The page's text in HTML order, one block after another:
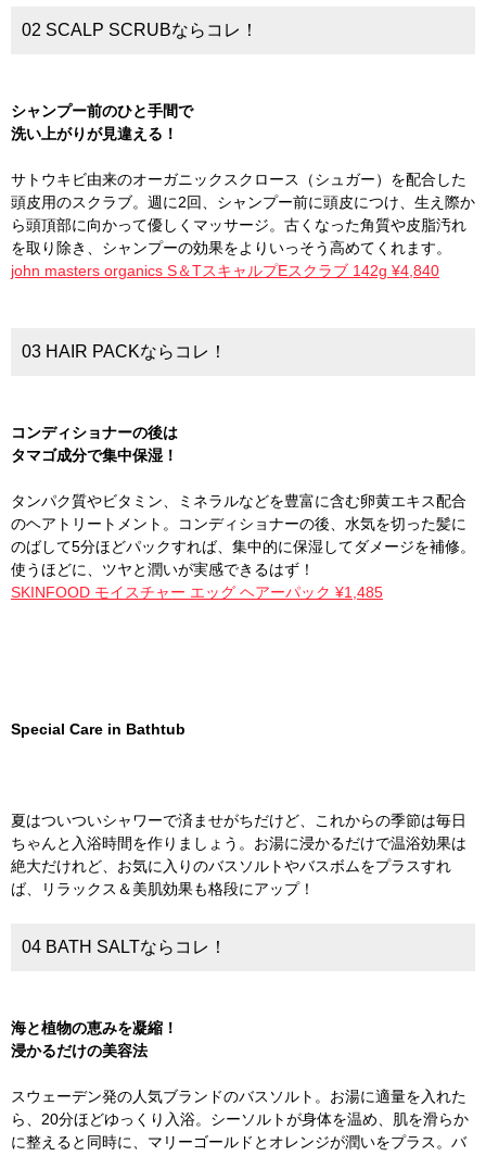
02 SCALP SCRUBならコレ！
シャンプー前のひと手間で
洗い上がりが見違える！
サトウキビ由来のオーガニックスクロース（シュガー）を配合した
頭皮用のスクラブ。週に2回、シャンプー前に頭皮につけ、生え際か
ら頭頂部に向かって優しくマッサージ。古くなった角質や皮脂汚れ
を取り除き、シャンプーの効果をよりいっそう高めてくれます。
john masters organics S＆TスキャルプEスクラブ 142g ¥4,840
03 HAIR PACKならコレ！
コンディショナーの後は
タマゴ成分で集中保湿！
タンパク質やビタミン、ミネラルなどを豊富に含む卵黄エキス配合
のヘアトリートメント。コンディショナーの後、水気を切った髪に
のばして5分ほどパックすれば、集中的に保湿してダメージを補修。
使うほどに、ツヤと潤いが実感できるはず！
SKINFOOD モイスチャー エッグ ヘアーパック ¥1,485
Special Care in Bathtub
夏はついついシャワーで済ませがちだけど、これからの季節は毎日
ちゃんと入浴時間を作りましょう。お湯に浸かるだけで温浴効果は
絶大だけれど、お気に入りのバスソルトやバスボムをプラスすれ
ば、リラックス＆美肌効果も格段にアップ！
04 BATH SALTならコレ！
海と植物の恵みを凝縮！
浸かるだけの美容法
スウェーデン発の人気ブランドのバスソルト。お湯に適量を入れた
ら、20分ほどゆっくり入浴。シーソルトが身体を温め、肌を滑らか
に整えると同時に、マリーゴールドとオレンジが潤いをプラス。バ